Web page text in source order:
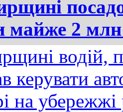
майже 2
водій,
керувати
на убережжі